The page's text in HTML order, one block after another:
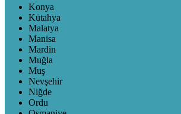
Konya
Kütahya
Malatya
Manisa
Mardin
Muğla
Muş
Nevşehir
Niğde
Ordu